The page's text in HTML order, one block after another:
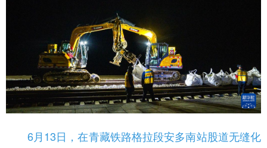
6月13日，在青藏铁路格拉段安多南站股道无缝化